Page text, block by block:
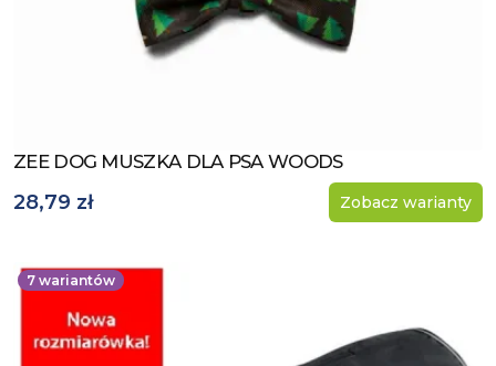
Zobacz produkt
ZEE DOG MUSZKA DLA PSA WOODS
28,79 zł Zobacz warianty
7 wariantów